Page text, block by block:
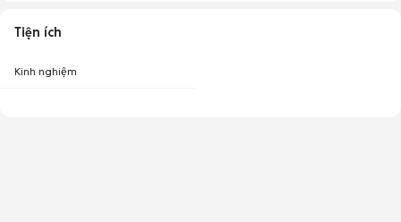
Tiện ích
Kinh nghiệm